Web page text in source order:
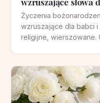
Życzenia
wzruszające dla babci
religijne, wierszowane.